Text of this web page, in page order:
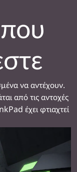
να αντέχουν.
από τις αντοχές
έχει φτιαχτεί